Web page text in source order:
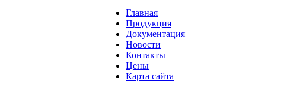
Главная
Продукция
Документация
Новости
Контакты
Цены
Карта сайта